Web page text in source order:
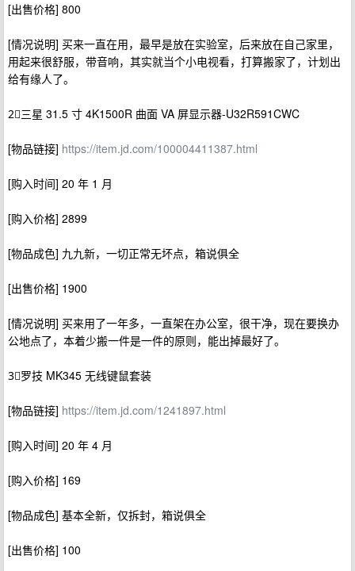
[出售价格] 800
[情况说明] 买来一直在用，最早是放在实验室，后来放在自己家里，
用起来很舒服，带音响，其实就当个小电视看，打算搬家了，计划出
给有缘人了。
2⃣️三星 31.5 寸 4K1500R 曲面 VA 屏显示器-U32R591CWC
[物品链接] https://item.jd.com/100004411387.html
[购入时间] 20 年 1 月
[购入价格] 2899
[物品成色] 九九新，一切正常无坏点，箱说俱全
[出售价格] 1900
[情况说明] 买来用了一年多，一直架在办公室，很干净，现在要换办
公地点了，本着少搬一件是一件的原则，能出掉最好了。
3⃣️罗技 MK345 无线键鼠套装
[物品链接] https://item.jd.com/1241897.html
[购入时间] 20 年 4 月
[购入价格] 169
[物品成色] 基本全新，仅拆封，箱说俱全
[出售价格] 100